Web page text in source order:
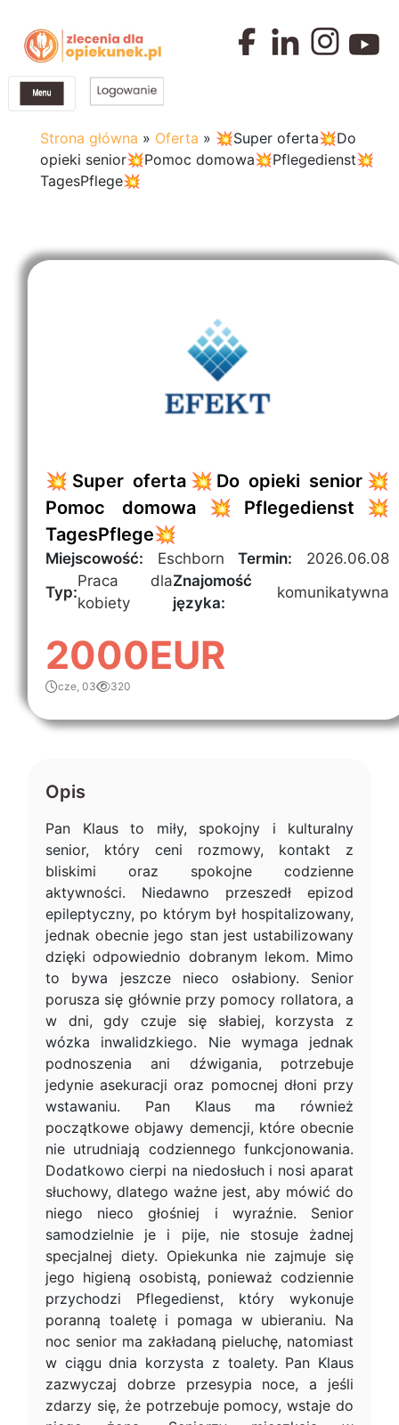
Strona główna » Oferta » 💥Super oferta💥Do
opieki senior💥Pomoc domowa💥Pflegedienst💥
TagesPflege💥
💥Super oferta💥Do opieki senior💥
Pomoc domowa💥Pflegedienst💥
TagesPflege💥
Miejscowość: Eschborn Termin:
2026.06.08
Typ:
Praca dla
kobiety
Znajomość
języka:
komunikatywna
2000EUR
cze, 03 320
Opis
Pan Klaus to miły, spokojny i kulturalny
senior, który ceni rozmowy, kontakt z
bliskimi oraz spokojne codzienne
aktywności. Niedawno przeszedł epizod
epileptyczny, po którym był hospitalizowany,
jednak obecnie jego stan jest ustabilizowany
dzięki odpowiednio dobranym lekom. Mimo
to bywa jeszcze nieco osłabiony. Senior
porusza się głównie przy pomocy rollatora, a
w dni, gdy czuje się słabiej, korzysta z
wózka inwalidzkiego. Nie wymaga jednak
podnoszenia ani dźwigania, potrzebuje
jedynie asekuracji oraz pomocnej dłoni przy
wstawaniu. Pan Klaus ma również
początkowe objawy demencji, które obecnie
nie utrudniają codziennego funkcjonowania.
Dodatkowo cierpi na niedosłuch i nosi aparat
słuchowy, dlatego ważne jest, aby mówić do
niego nieco głośniej i wyraźnie. Senior
samodzielnie je i pije, nie stosuje żadnej
specjalnej diety. Opiekunka nie zajmuje się
jego higieną osobistą, ponieważ codziennie
przychodzi Pflegedienst, który wykonuje
poranną toaletę i pomaga w ubieraniu. Na
noc senior ma zakładaną pieluchę, natomiast
w ciągu dnia korzysta z toalety. Pan Klaus
zazwyczaj dobrze przesypia noce, a jeśli
zdarzy się, że potrzebuje pomocy, wstaje do